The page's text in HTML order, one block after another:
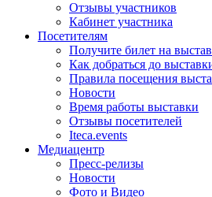
Отзывы участников
Кабинет участника
Посетителям
Получите билет на
Как добраться до
Правила посещения
Новости
Время работы выставки
Отзывы посетителей
Iteca.events
Медиацентр
Пресс-релизы
Новости
Фото и Видео